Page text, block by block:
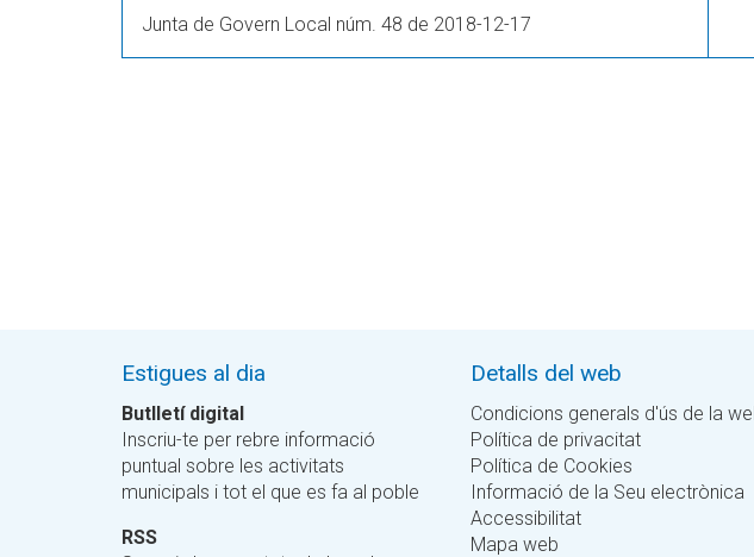
Junta de Govern Local núm. 48 de 2018-12-17
Estigues al dia
Butlletí digital
Inscriu-te per rebre informació
puntual sobre les activitats
municipals i tot el que es fa al poble
RSS
Detalls del web
Condicions generals d'ús de la
Política de privacitat
Política de Cookies
Informació de la Seu electrònica
Accessibilitat
Mapa web